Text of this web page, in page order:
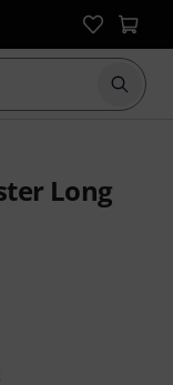
Börja
Long